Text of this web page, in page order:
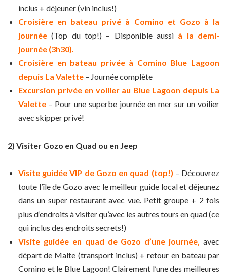
inclus + déjeuner (vin inclus!)
Croisière en bateau privé à Comino et Gozo à la
journée (Top du top!) – Disponible aussi à la demi-
journée (3h30).
Croisière en bateau privée à Comino Blue Lagoon
depuis La Valette – Journée complète
Excursion privée en voilier au Blue Lagoon depuis La
Valette – Pour une superbe journée en mer sur un voilier
avec skipper privé!
2) Visiter Gozo en Quad ou en Jeep
Visite guidée VIP de Gozo en quad (top!) – Découvrez
toute l’île de Gozo avec le meilleur guide local et déjeunez
dans un super restaurant avec vue. Petit groupe + 2 fois
plus d’endroits à visiter qu’avec les autres tours en quad (ce
qui inclus des endroits secrets!)
Visite guidée en quad de Gozo d’une journée, avec
départ de Malte (transport inclus) + retour en bateau par
Comino et le Blue Lagoon! Clairement l’une des meilleures